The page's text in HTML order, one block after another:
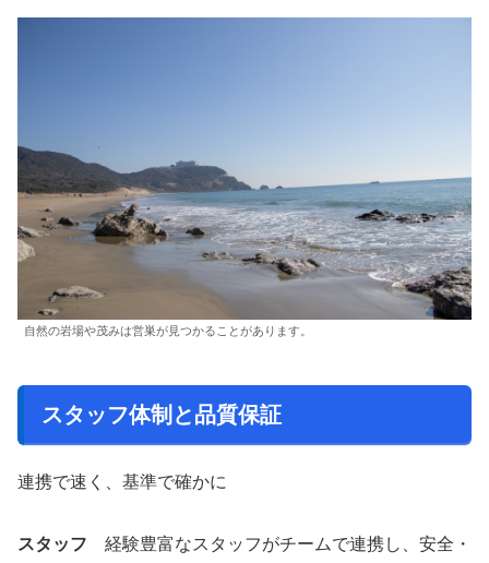
自然の岩場や茂みは営巣が見つかることがあります。
スタッフ体制と品質保証
連携で速く、基準で確かに
スタッフ 経験豊富なスタッフがチームで連携し、安全・